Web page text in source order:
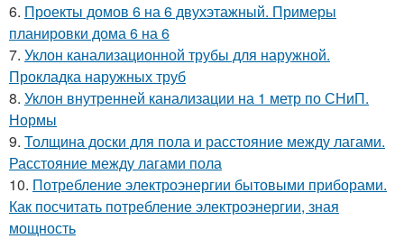
6. Проекты домов 6 на 6 двухэтажный. Примеры
планировки дома 6 на 6
7. Уклон канализационной трубы для наружной.
Прокладка наружных труб
8. Уклон внутренней канализации на 1 метр по СНиП.
Нормы
9. Толщина доски для пола и расстояние между лагами.
Расстояние между лагами пола
10. Потребление электроэнергии бытовыми приборами.
Как посчитать потребление электроэнергии, зная
мощность